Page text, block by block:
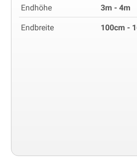
Endhöhe 3m - 4m
Endbreite 100cm -